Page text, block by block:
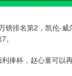
镑排名第2，凯伦-
。
捧杯，赵心童可以